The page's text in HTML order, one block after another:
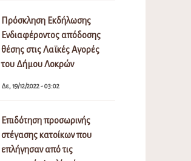
Πρόσκληση Εκδήλωσης
Ενδιαφέροντος απόδοσης
θέσης στις Λαϊκές Αγορές
του Δήμου Λοκρών
Δε, 19/12/2022 - 03:02
Επιδότηση προσωρινής
στέγασης κατοίκων που
επλήγησαν από τις